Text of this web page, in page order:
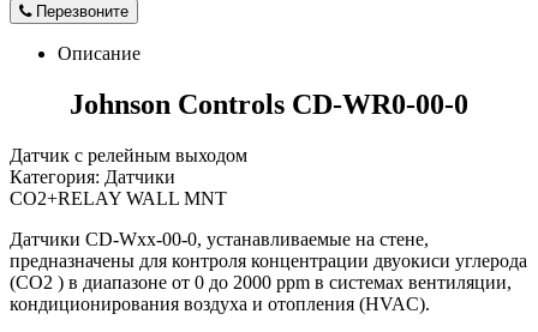
Перезвоните
Описание
Johnson Controls CD-WR0-00-0
Датчик с релейным выходом
Категория: Датчики
CO2+RELAY WALL MNT
Датчики CD-Wхх-00-0, устанавливаемые на стене,
предназначены для контроля концентрации двуокиси углерода
(СО2 ) в диапазоне от 0 до 2000 ppm в системах вентиляции,
кондиционирования воздуха и отопления (HVAC).